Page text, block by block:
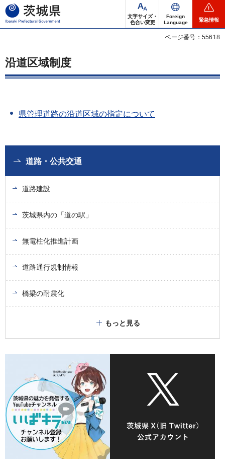
茨城県
文字サイズ・
色合い変更
Foreign
Language
緊急情報
ページ番号：55618
沿道区域制度
県管理道路の沿道区域の指定について
道路・公共交通
道路建設
茨城県内の「道の駅」
無電柱化推進計画
道路通行規制情報
橋梁の耐震化
もっと見る